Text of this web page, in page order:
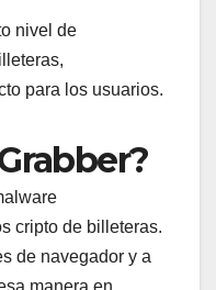
nivel de
para los usuarios.
cripto de billeteras.
de navegador y a